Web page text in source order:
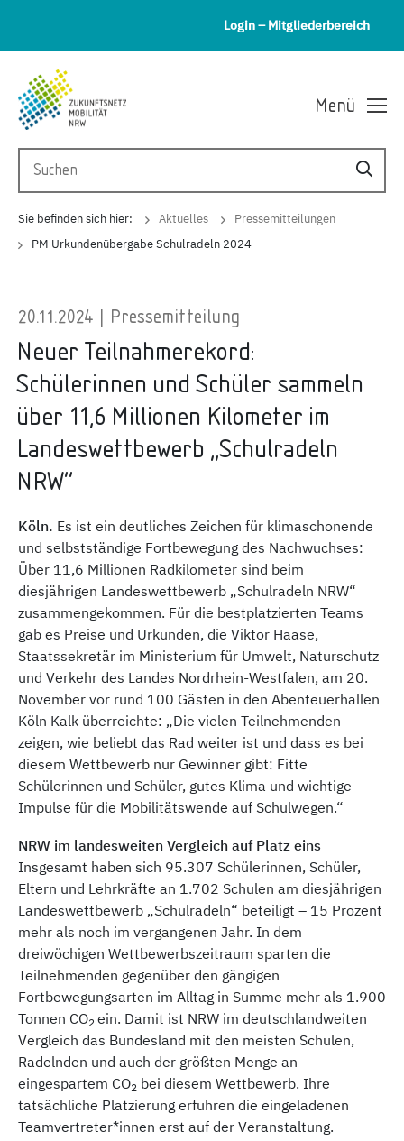
Login – Mitgliederbereich
Menü
Sie befinden sich hier: Aktuelles
Pressemitteilungen
PM Urkundenübergabe Schulradeln 2024
20.11.2024 | Pressemitteilung
Neuer Teilnahmerekord:
Schülerinnen und Schüler sammeln
über 11,6 Millionen Kilometer im
Landeswettbewerb „Schulradeln
NRW“
Köln. Es ist ein deutliches Zeichen für klimaschonende
und selbstständige Fortbewegung des Nachwuchses:
Über 11,6 Millionen Radkilometer sind beim
diesjährigen Landeswettbewerb „Schulradeln NRW“
zusammengekommen. Für die bestplatzierten Teams
gab es Preise und Urkunden, die Viktor Haase,
Staatssekretär im Ministerium für Umwelt, Naturschutz
und Verkehr des Landes Nordrhein-Westfalen, am 20.
November vor rund 100 Gästen in den Abenteuerhallen
Köln Kalk überreichte: „Die vielen Teilnehmenden
zeigen, wie beliebt das Rad weiter ist und dass es bei
diesem Wettbewerb nur Gewinner gibt: Fitte
Schülerinnen und Schüler, gutes Klima und wichtige
Impulse für die Mobilitätswende auf Schulwegen.“
NRW im landesweiten Vergleich auf Platz eins
Insgesamt haben sich 95.307 Schülerinnen, Schüler,
Eltern und Lehrkräfte an 1.702 Schulen am diesjährigen
Landeswettbewerb „Schulradeln“ beteiligt – 15 Prozent
mehr als noch im vergangenen Jahr. In dem
dreiwöchigen Wettbewerbszeitraum sparten die
Teilnehmenden gegenüber den gängigen
Fortbewegungsarten im Alltag in Summe mehr als 1.900
Tonnen CO2ein. Damit ist NRW im deutschlandweiten
Vergleich das Bundesland mit den meisten Schulen,
Radelnden und auch der größten Menge an
eingespartem CO2 bei diesem Wettbewerb. Ihre
tatsächliche Platzierung erfuhren die eingeladenen
Teamvertreter*innen erst auf der Veranstaltung.